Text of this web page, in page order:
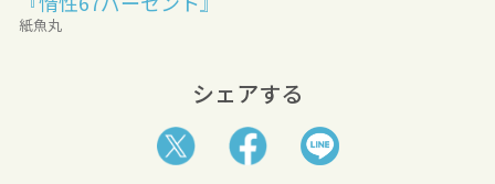
紙魚丸
シェアする